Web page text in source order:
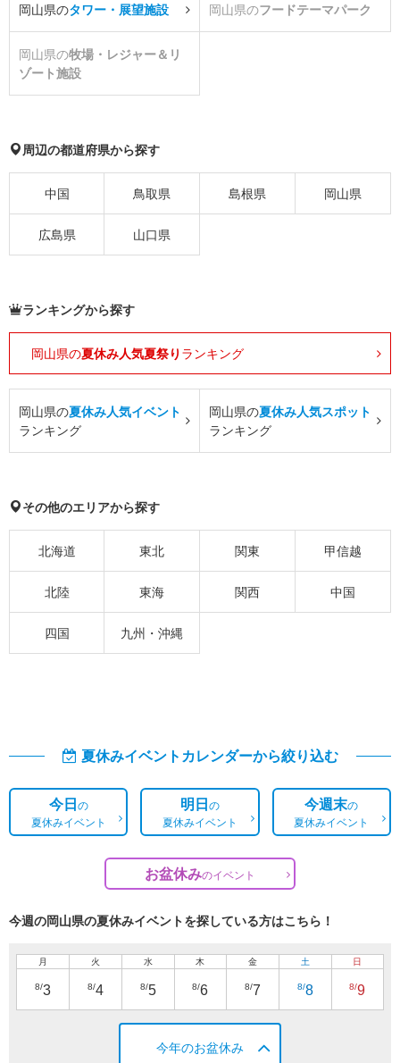
岡山県のタワー・展望施設 岡山県のフードテーマパーク
岡山県の牧場・レジャー＆リ
ゾート施設
周辺の都道府県から探す
中国 鳥取県 島根県 岡山県
広島県 山口県
ランキングから探す
岡山県の夏休み人気夏祭り ランキング
岡山県の夏休み人気イベント
ランキング
岡山県の夏休み人気スポット
ランキング
その他のエリアから探す
北海道 東北 関東 甲信越
北陸 東海 関西 中国
四国 九州・沖縄
夏休みイベントカレンダーから絞り込む
今日の
夏休みイベント
明日の
夏休みイベント
今週末の
夏休みイベント
お盆休みのイベント
今週の岡山県の夏休みイベントを探している方はこちら！
月
8/3
火
8/4
水
8/5
木
8/6
金
8/7
土
8/8
日
8/9
今年のお盆休み